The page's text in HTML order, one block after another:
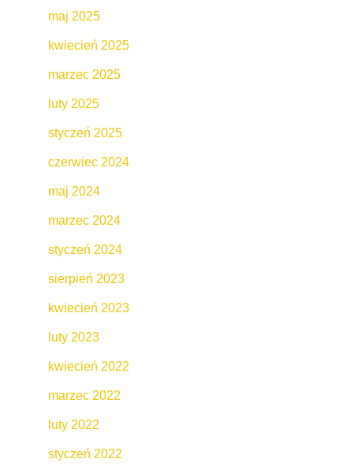
maj 2025
kwiecień 2025
marzec 2025
luty 2025
styczeń 2025
czerwiec 2024
maj 2024
marzec 2024
styczeń 2024
sierpień 2023
kwiecień 2023
luty 2023
kwiecień 2022
marzec 2022
luty 2022
styczeń 2022